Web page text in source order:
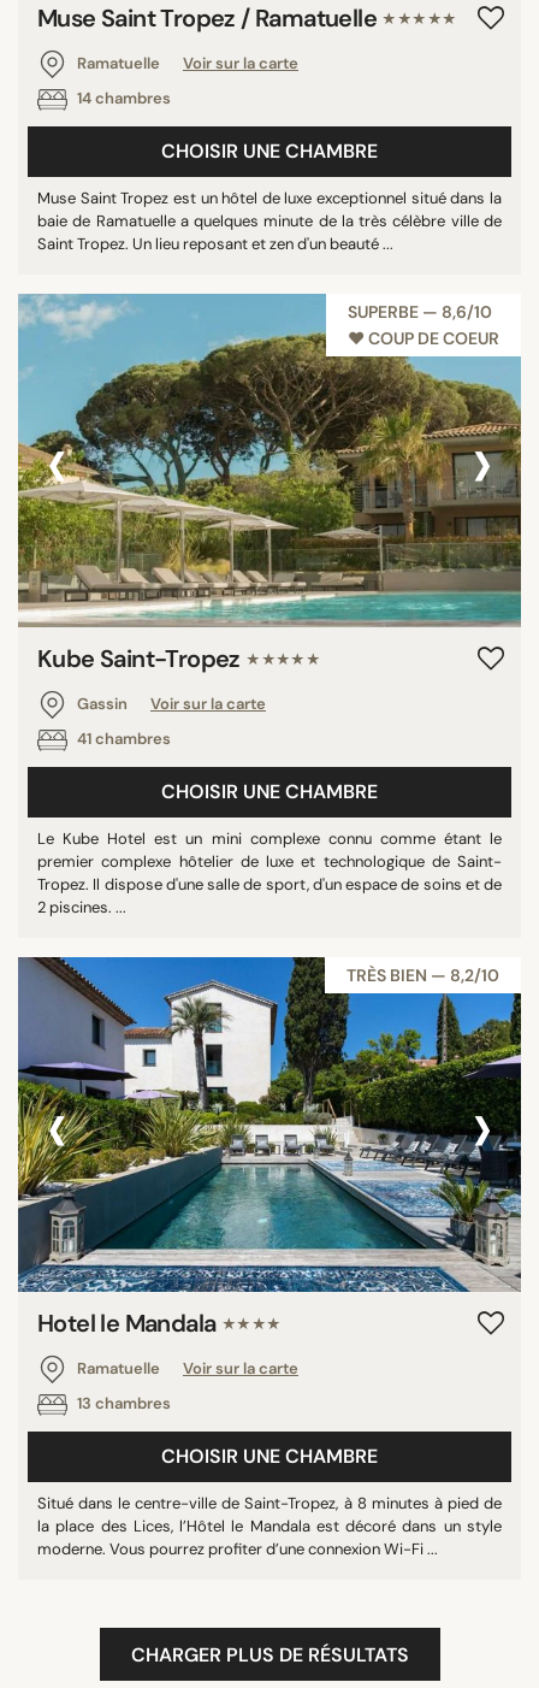
Muse Saint Tropez / Ramatuelle ★★★★★
Ramatuelle
Voir sur la carte
14 chambres
CHOISIR UNE CHAMBRE
Muse Saint Tropez est un hôtel de luxe exceptionnel situé dans la
baie de Ramatuelle a quelques minute de la très célèbre ville de
Saint Tropez. Un lieu reposant et zen d'un beauté ...
SUPERBE — 8,6/10
♥︎ COUP DE COEUR
‹ ›
Kube Saint-Tropez ★★★★★
Gassin
Voir sur la carte
41 chambres
CHOISIR UNE CHAMBRE
Le Kube Hotel est un mini complexe connu comme étant le
premier complexe hôtelier de luxe et technologique de Saint-
Tropez. Il dispose d'une salle de sport, d'un espace de soins et de
2 piscines. ...
TRÈS BIEN — 8,2/10
‹ ›
Hotel le Mandala ★★★★
Ramatuelle
Voir sur la carte
13 chambres
CHOISIR UNE CHAMBRE
Situé dans le centre-ville de Saint-Tropez, à 8 minutes à pied de
la place des Lices, l’Hôtel le Mandala est décoré dans un style
moderne. Vous pourrez profiter d’une connexion Wi-Fi ...
CHARGER PLUS DE RÉSULTATS